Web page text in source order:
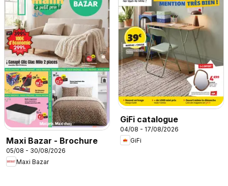
Maxi Bazar - Brochure
05/08 - 30/08/2026
Maxi Bazar
GiFi catalogue
04/08 - 17/08/2026
GiFi